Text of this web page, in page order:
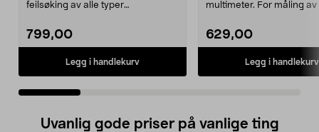
feilsøking av alle typer
799,00
Legg i handlekurv
multimeter. For måling av
629,00
Legg i handlekurv
Uvanlig gode priser på vanlige ting